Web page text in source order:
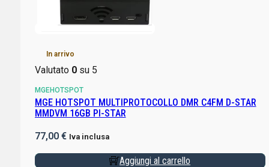
In arrivo
Valutato 0su 5
MGEHOTSPOT
MGE HOTSPOT MULTIPROTOCOLLO DMR C4FM D-STAR
MMDVM 16GB PI-STAR
77,00 € Iva inclusa
Aggiungi al carrello